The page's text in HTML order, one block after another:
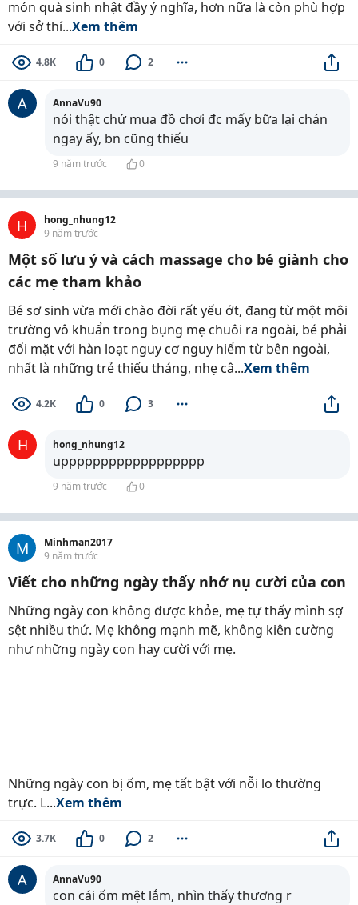
món quà sinh nhật đầy ý nghĩa, hơn nữa là còn phù hợp
với sở thí...Xem thêm
4.8K 0 2
A AnnaVu90
nói thật chứ mua đồ chơi đc mấy bữa lại chán
ngay ấy, bn cũng thiếu
9 năm trước 0
H
hong_nhung12
9 năm trước
Một số lưu ý và cách massage cho bé giành cho
các mẹ tham khảo
Bé sơ sinh vừa mới chào đời rất yếu ớt, đang từ một môi
trường vô khuẩn trong bụng mẹ chuôi ra ngoài, bé phải
đối mặt với hàn loạt nguy cơ nguy hiểm từ bên ngoài,
nhất là những trẻ thiếu tháng, nhẹ câ...Xem thêm
4.2K 0 3
H hong_nhung12
upppppppppppppppppp
9 năm trước 0
M
Minhman2017
9 năm trước
Viết cho những ngày thấy nhớ nụ cười của con
Những ngày con không được khỏe, mẹ tự thấy mình sợ
sệt nhiều thứ. Mẹ không mạnh mẽ, không kiên cường
như những ngày con hay cười với mẹ.
Những ngày con bị ốm, mẹ tất bật với nỗi lo thường
trực. L...Xem thêm
3.7K 0 2
A AnnaVu90
con cái ốm mệt lắm, nhìn thấy thương r